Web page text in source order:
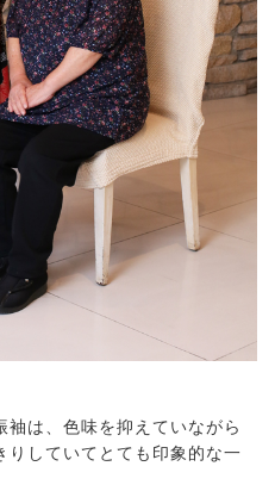
は、色味を抑えていながら
りしていてとても印象的な一